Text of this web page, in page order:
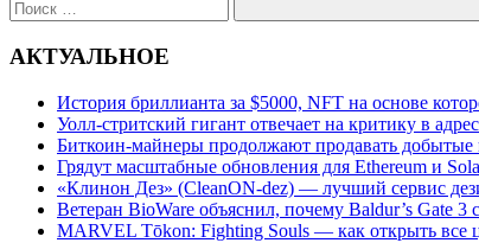
Поиск
АКТУАЛЬНОЕ
История бриллианта за $5000, NFT на основе
Уолл-стритский гигант отвечает на критику в
Биткоин-майнеры продолжают продавать
Грядут масштабные обновления для Ethereum и
«Клинон Дез» (CleanON-dez) — лучший сервис
Ветеран BioWare объяснил, почему Baldur’s Gate
MARVEL Tōkon: Fighting Souls — как открыть все